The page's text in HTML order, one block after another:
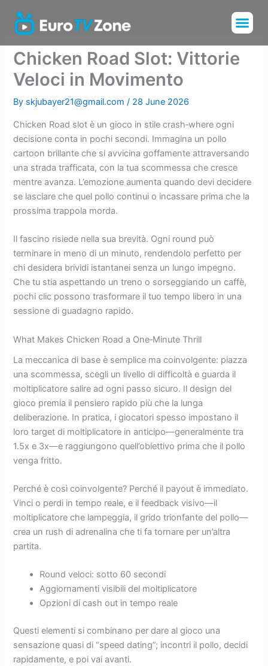
content
Chicken Road Slot: Vittorie
Veloci in Movimento
By skjubayer21@gmail.com/ 28 June 2026
Chicken Road slot è un gioco in stile crash‑where ogni
decisione conta in pochi secondi. Immagina un pollo
cartoon brillante che si avvicina goffamente attraversando
una strada trafficata, con la tua scommessa che cresce
mentre avanza. L’emozione aumenta quando devi decidere
se lasciare che quel pollo continui o incassare prima che la
prossima trappola morda.
Il fascino risiede nella sua brevità. Ogni round può
terminare in meno di un minuto, rendendolo perfetto per
chi desidera brividi istantanei senza un lungo impegno.
Che tu stia aspettando un treno o sorseggiando un caffè,
pochi clic possono trasformare il tuo tempo libero in una
sessione di guadagno rapido.
What Makes Chicken Road a One‑Minute Thrill
La meccanica di base è semplice ma coinvolgente: piazza
una scommessa, scegli un livello di difficoltà e guarda il
moltiplicatore salire ad ogni passo sicuro. Il design del
gioco premia il pensiero rapido più che la lunga
deliberazione. In pratica, i giocatori spesso impostano il
loro target di moltiplicatore in anticipo—generalmente tra
1.5x e 3x—e raggiungono quell’obiettivo prima che il pollo
venga fritto.
Perché è così coinvolgente? Perché il payout è immediato.
Vinci o perdi in tempo reale, e il feedback visivo—il
moltiplicatore che lampeggia, il grido trionfante del pollo—
crea un rush di adrenalina che ti fa tornare per un’altra
partita.
Round veloci: sotto 60 secondi
Aggiornamenti visibili del moltiplicatore
Opzioni di cash out in tempo reale
Questi elementi si combinano per dare al gioco una
sensazione quasi di “speed dating”; incontri il pollo, decidi
rapidamente, e poi vai avanti.